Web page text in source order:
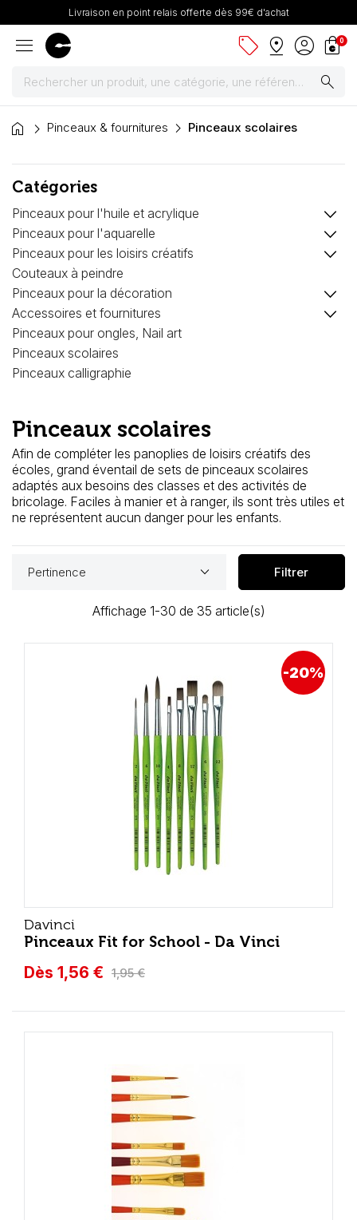
Livraison en point relais offerte dès 99€ d'achat
menu sell pin_drop account_circle shopping_bag
0
search
Peintures
Pinceaux & fournitures
Châssis, toiles & chevalets
Papiers
Dessin & arts graphiques
Cartons mousse & plume
Loisirs Créatifs
Encadrement
mail Contact / Aide
home Pinceaux & fournitures Pinceaux scolaires
Catégories
Pinceaux pour l'huile et acrylique keyboard_arrow_down
Pinceaux pour l'aquarelle keyboard_arrow_down
Pinceaux pour les loisirs créatifs keyboard_arrow_down
Couteaux à peindre
Pinceaux pour la décoration
keyboard_arrow_down
Accessoires et fournitures keyboard_arrow_down
Pinceaux pour ongles, Nail art
Pinceaux scolaires
Pinceaux calligraphie
Pinceaux scolaires
Afin de compléter les panoplies de loisirs créatifs des
écoles, grand éventail de sets de pinceaux scolaires
adaptés aux besoins des classes et des activités de
bricolage. Faciles à manier et à ranger, ils sont très utiles et
ne représentent aucun danger pour les enfants.
Pertinence keyboard_arrow_down Filtrer
Affichage 1-30 de 35 article(s)
Davinci
Pinceaux Fit for School - Da Vinci
Dès 1,56 € 1,95 €
-20%